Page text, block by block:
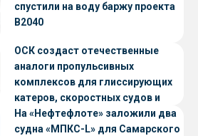
спустили на воду баржу проекта
В2040
ОСК создаст отечественные
аналоги пропульсивных
комплексов для глиссирующих
катеров, скоростных судов и
судов с малой осадкой
На «Нефтефлоте» заложили два
судна «МПКС-L» для Самарского